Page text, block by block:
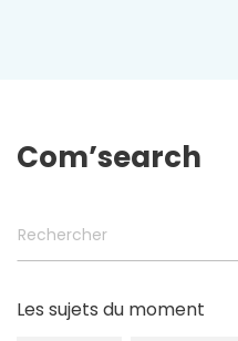
Com’search
Les sujets du moment